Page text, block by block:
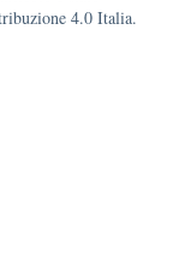
4.0 Italia.